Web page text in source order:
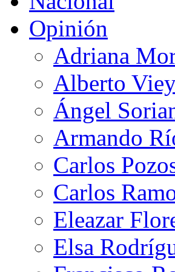
Opinión
Adriana
Alberto
Ángel
Armando
Carlos
Carlos
Eleazar
Elsa